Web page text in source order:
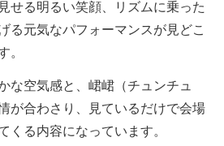
せる明るい笑顔、リズムに乗った
る元気なパフォーマンスが見どこ
。
な空気感と、峮峮（チュンチュ
が合わさり、見ているだけで会場
くる内容になっています。